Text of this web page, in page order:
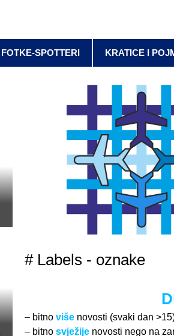
FOTKE-SPOTTERI KRATICE I
# Labels - oznake
– bitno više novosti (svaki dan
– bitno svježije novosti nego na